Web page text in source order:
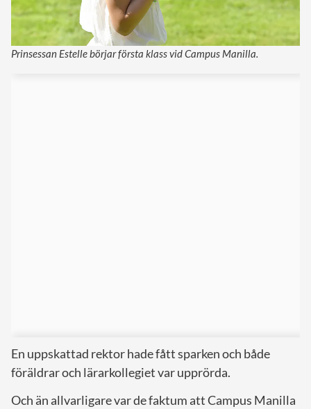
Prinsessan Estelle börjar första klass vid Campus Manilla.
En uppskattad rektor hade fått sparken och både
föräldrar och lärarkollegiet var upprörda.
Och än allvarligare var de faktum att Campus Manilla